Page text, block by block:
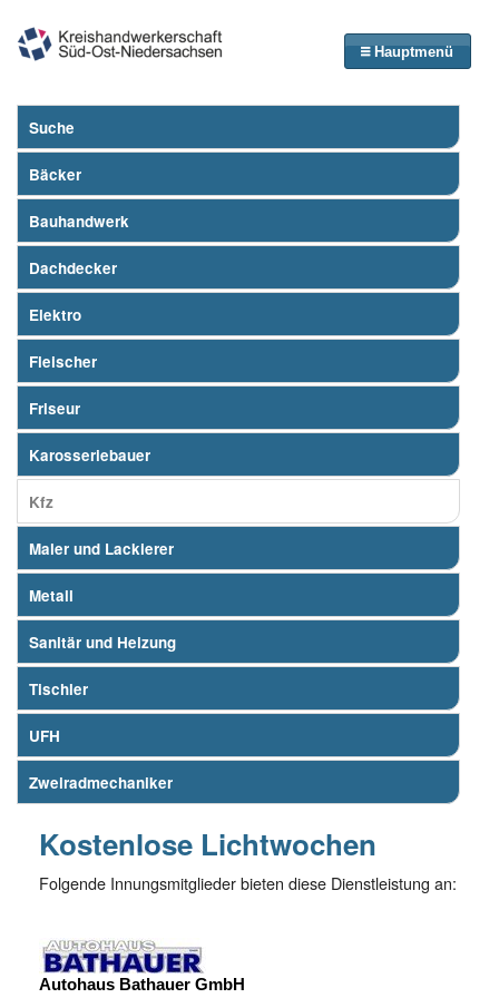
Hauptmenü
Suche
Bäcker
Bauhandwerk
Dachdecker
Elektro
Fleischer
Friseur
Karosseriebauer
Kfz
Maler und Lackierer
Metall
Sanitär und Heizung
Tischler
UFH
Zweiradmechaniker
Kostenlose Lichtwochen
Folgende Innungsmitglieder bieten diese Dienstleistung an:
Autohaus Bathauer GmbH